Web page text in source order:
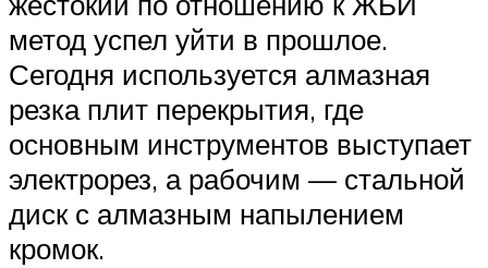
метод успел уйти в прошлое.
Сегодня используется алмазная
резка плит перекрытия, где
основным инструментов выступает
электрорез, а рабочим — стальной
диск с алмазным напылением
кромок.